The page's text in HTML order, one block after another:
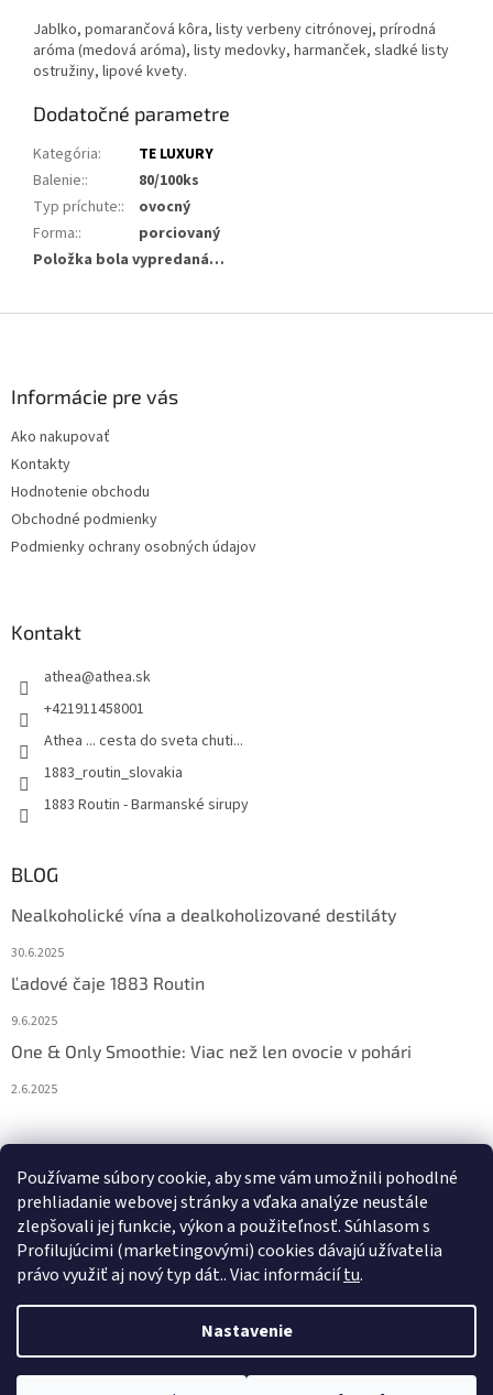
Používame súbory cookie, aby sme vám umožnili pohodlné
prehliadanie webovej stránky a vďaka analýze neustále
zlepšovali jej funkcie, výkon a použiteľnosť. Súhlasom s
Profilujúcimi (marketingovými) cookies dávajú užívatelia
právo využiť aj nový typ dát.. Viac informáciítu.
Nastavenie
Jablko, pomarančová kôra, listy verbeny citrónovej, prírodná
aróma (medová aróma), listy medovky, harmanček, sladké listy
ostružiny, lipové kvety.
Dodatočné parametre
Kategória:
TE LUXURY
Balenie::
80/100ks
Typ príchute::
ovocný
Forma::
porciovaný
Položka bola vypredaná…
Informácie pre vás
Ako nakupovať
Kontakty
Hodnotenie obchodu
Obchodné podmienky
Podmienky ochrany osobných údajov
Kontakt
athea@athea.sk
+421911458001
Athea ... cesta do sveta chuti...
1883_routin_slovakia
1883 Routin - Barmanské sirupy
BLOG
Nealkoholické vína a dealkoholizované destiláty
30.6.2025
Ľadové čaje 1883 Routin
9.6.2025
One & Only Smoothie: Viac než len ovocie v pohári
2.6.2025
Copyright 2026Athea.sk. Všetky práva vyhradené.Upraviť